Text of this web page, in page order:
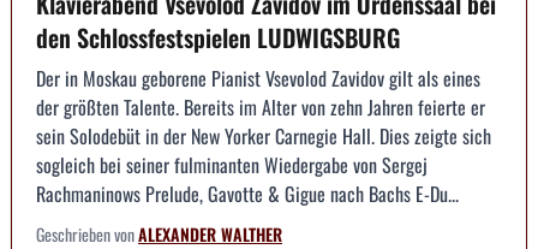
den Schlossfestspielen LUDWIGSBURG
Der in Moskau geborene Pianist Vsevolod Zavidov gilt als eines
der größten Talente. Bereits im Alter von zehn Jahren feierte er
sein Solodebüt in der New Yorker Carnegie Hall. Dies zeigte sich
sogleich bei seiner fulminanten Wiedergabe von Sergej
Rachmaninows Prelude, Gavotte & Gigue nach Bachs E-Du...
Geschrieben vonALEXANDER WALTHER